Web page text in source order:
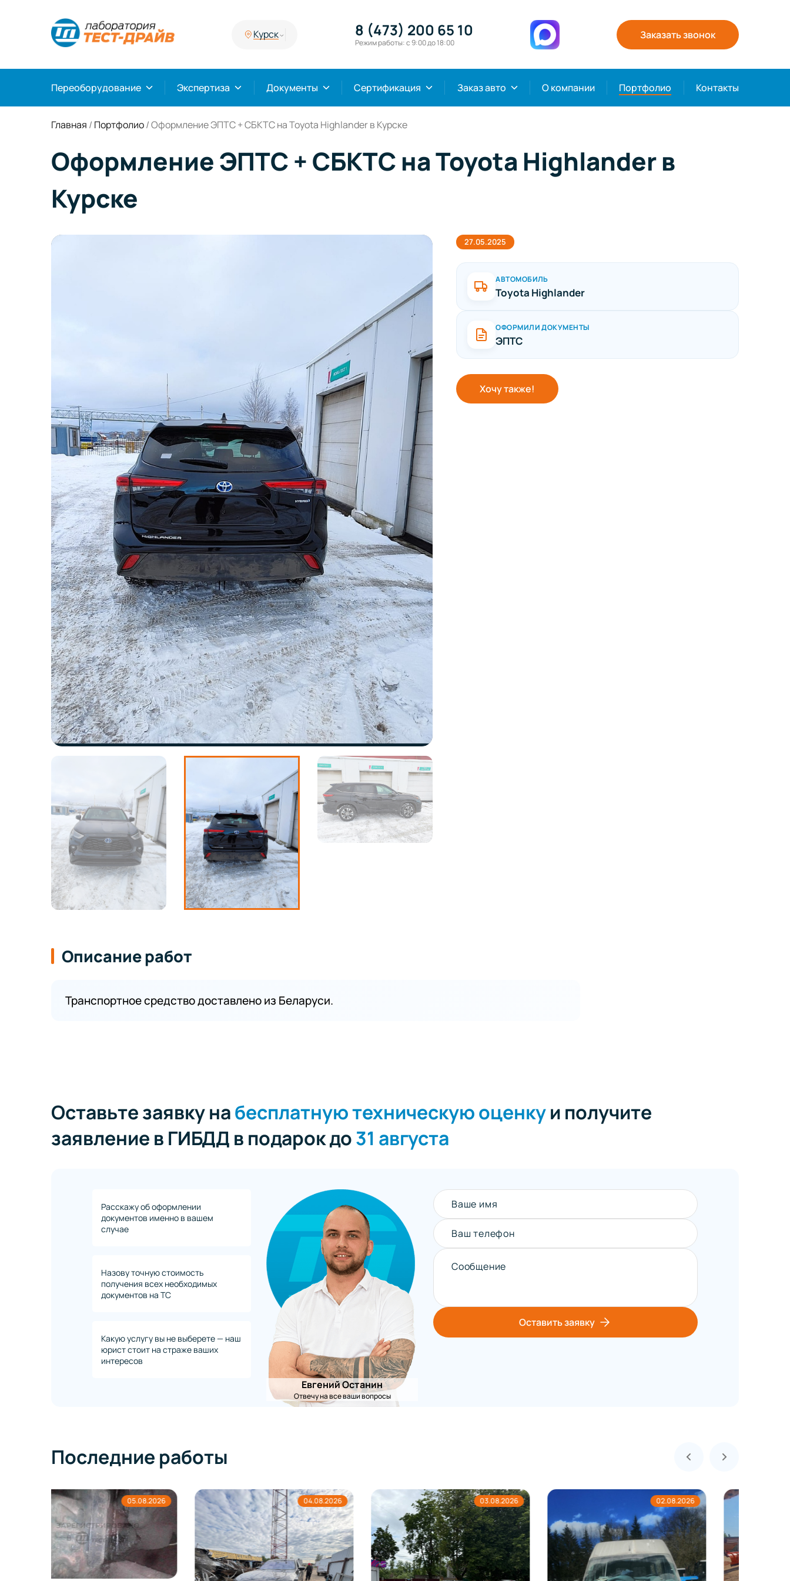
Курск 8 (473) 200 65 10
Режим работы: с 9:00 до 18:00
Заказать звонок
Переоборудование Экспертиза Документы Сертификация Заказ авто О компании Портфолио Контакты
Главная / Портфолио/Оформление ЭПТС + СБКТС на Toyota Highlander в Курске
Оформление ЭПТС + СБКТС на Toyota Highlander в
Курске
27.05.2025
АВТОМОБИЛЬ
Toyota Highlander
ОФОРМИЛИ ДОКУМЕНТЫ
ЭПТС
Хочу также!
Описание работ
Транспортное средство доставлено из Беларуси.
Оставьте заявку набесплатную техническую оценкуи получите
заявление в ГИБДД в подарок до31 августа
Расскажу об оформлении
документов именно в вашем
случае
Назову точную стоимость
получения всех необходимых
документов на ТС
Какую услугу вы не выберете — наш
юрист стоит на страже ваших
интересов
Евгений Останин
Отвечу на все ваши вопросы
Ваше имя
Ваш телефон
Сообщение
Оставить заявку
Последние работы
04.08.2026 03.08.2026 02.08.2026 01.08.2026